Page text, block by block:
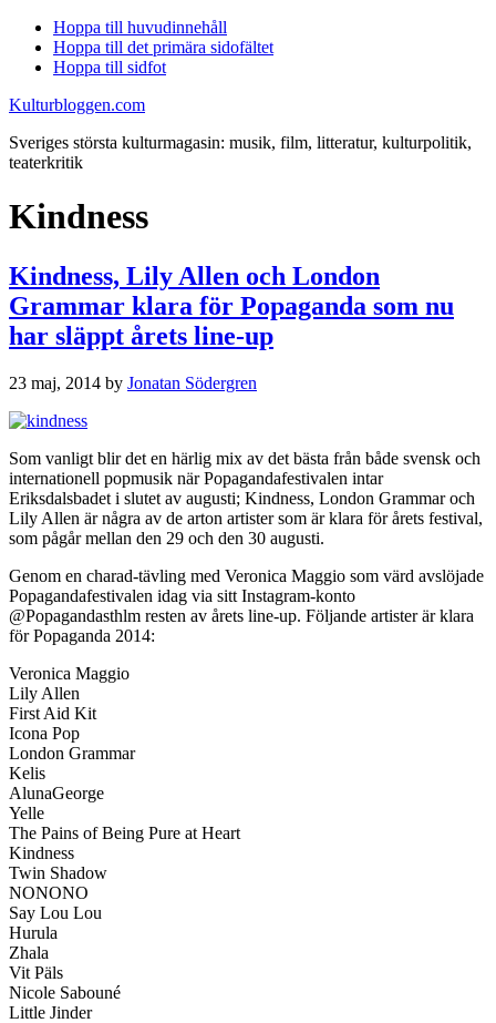
Hoppa till huvudinnehåll
Hoppa till det primära sidofältet
Hoppa till sidfot
Kulturbloggen.com
Sveriges största kulturmagasin: musik, film, litteratur, kulturpolitik,
teaterkritik
Kindness
Kindness, Lily Allen och London
Grammar klara för Popaganda som nu
har släppt årets line-up
23 maj, 2014 by Jonatan Södergren
Som vanligt blir det en härlig mix av det bästa från både svensk och
internationell popmusik när Popagandafestivalen intar
Eriksdalsbadet i slutet av augusti; Kindness, London Grammar och
Lily Allen är några av de arton artister som är klara för årets festival,
som pågår mellan den 29 och den 30 augusti.
Genom en charad-tävling med Veronica Maggio som värd avslöjade
Popagandafestivalen idag via sitt Instagram-konto
@Popagandasthlm resten av årets line-up. Följande artister är klara
för Popaganda 2014:
Veronica Maggio
Lily Allen
First Aid Kit
Icona Pop
London Grammar
Kelis
AlunaGeorge
Yelle
The Pains of Being Pure at Heart
Kindness
Twin Shadow
NONONO
Say Lou Lou
Hurula
Zhala
Vit Päls
Nicole Sabouné
Little Jinder